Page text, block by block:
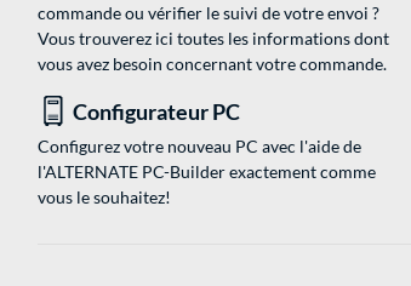
commande ou vérifier le suivi de votre envoi ?
Vous trouverez ici toutes les informations dont
vous avez besoin concernant votre commande.
Configurateur PC
Configurez votre nouveau PC avec l'aide de
l'ALTERNATE PC-Builder exactement comme
vous le souhaitez!